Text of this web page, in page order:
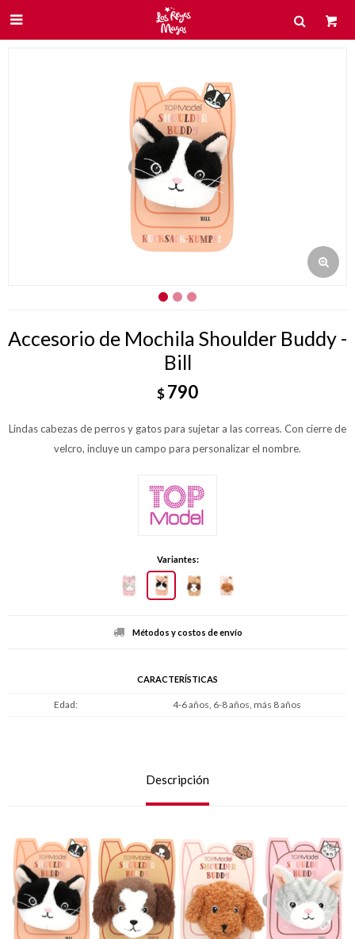

Accesorio de Mochila Shoulder Buddy -
Bill
$790
Lindas cabezas de perros y gatos para sujetar a las correas. Con cierre de
velcro, incluye un campo para personalizar el nombre.
Variantes:
Métodos y costos de envío
CARACTERÍSTICAS
Edad 4-6 años, 6-8 años, más 8 años
Descripción